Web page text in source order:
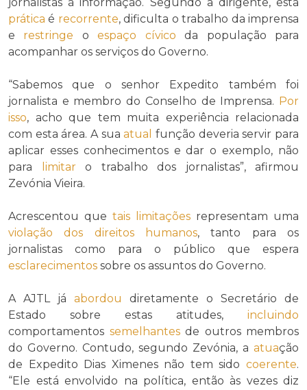
jornalistas à informação. Segundo a dirigente, esta
prática é recorrente, dificulta o trabalho da imprensa
e restringe oespaço cívico da população para
acompanhar os serviços do Governo.
“Sabemos que o senhor Expedito também foi
jornalista e membro do Conselho de Imprensa. Por
isso, acho que tem muita experiência relacionada
com esta área. A suaatual função deveria servir para
aplicar esses conhecimentos e dar o exemplo, não
para
limitaro trabalho dos jornalistas”, afirmou
Zevónia Vieira.
Acrescentou que tais limitações representam uma
violação dos direitos humanos, tanto para os
jornalistas como para o público que espera
esclarecimentos sobre os assuntos do Governo.
A AJTL já abordou
diretamente o Secretário de
Estado sobre estas atitudes, incluindo
comportamentos semelhantesde outros membros
do Governo. Contudo, segundo Zevónia, a atuação
de Expedito Dias Ximenes não tem sido coerente.
“Ele está envolvido na política, então às vezes diz